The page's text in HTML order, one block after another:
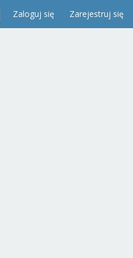
Zaloguj się Zarejestruj się